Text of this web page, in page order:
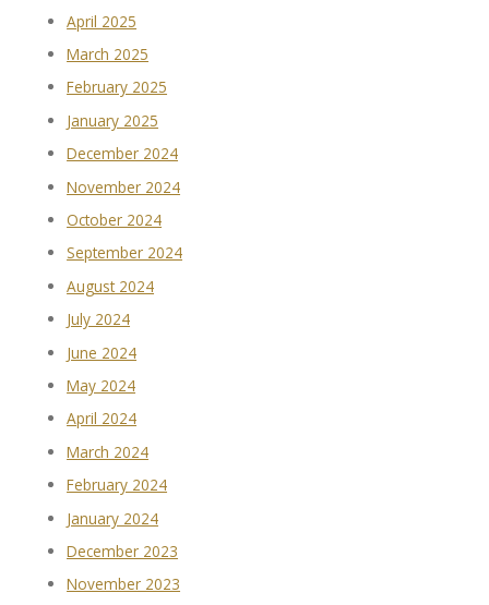
April 2025
March 2025
February 2025
January 2025
December 2024
November 2024
October 2024
September 2024
August 2024
July 2024
June 2024
May 2024
April 2024
March 2024
February 2024
January 2024
December 2023
November 2023